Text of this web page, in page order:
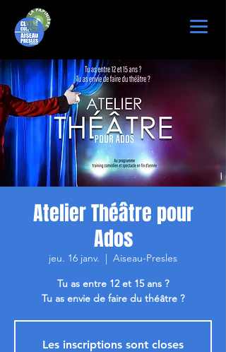
Atelier Théâtre pour
Ados
jeu. 16 janv.
  |
Aiseau-Presles
Tu as entre 12 et 15 ans ?
Tu as envie de faire du théâtre ?
Les inscriptions sont closes